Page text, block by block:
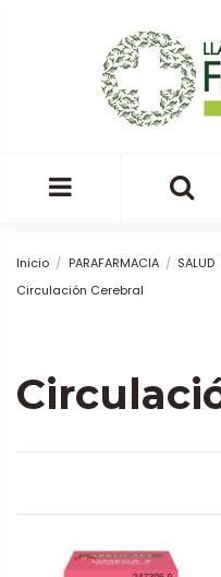
Inicio PARAFARMACIA SALUD
Circulación Cerebral